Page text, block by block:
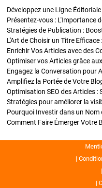
Développez une Ligne
Présentez-vous : L'Importance
L'Art de Choisir un Titre
Optimiser vos Articles grâce
Engagez la Conversation pour
Amplifiez la Portée de Votre